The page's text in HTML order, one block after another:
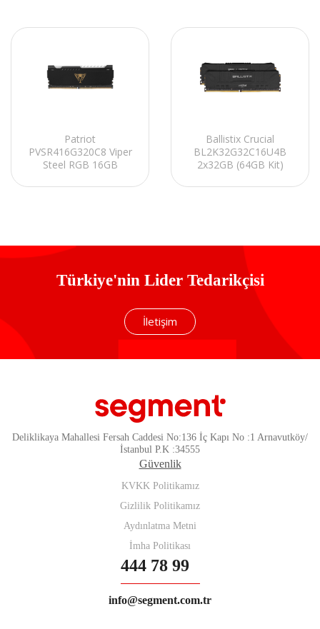
Patriot
PVSR416G320C8 Viper
Steel RGB 16GB
CL18 1.35V Soğutuculu
Ballistix Crucial
BL2K32G32C16U4B
2x32GB (64GB Kit)
Unbuffered DIMM
Türkiye'nin Lider Tedarikçisi
İletişim
Deliklikaya Mahallesi Fersah Caddesi No:136 İç Kapı No :1 Arnavutköy/
İstanbul P.K :34555
Güvenlik
KVKK Politikamız
Gizlilik Politikamız
Aydınlatma Metni
İmha Politikası
444 78 99
info@segment.com.tr